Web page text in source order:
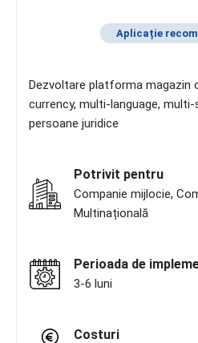
Aplicație
Dezvoltare platforma magazin
currency, multi-language,
persoane juridice
Potrivit pentru
Companie mijlocie,
Multinațională
Perioada de
3-6 luni
Costuri